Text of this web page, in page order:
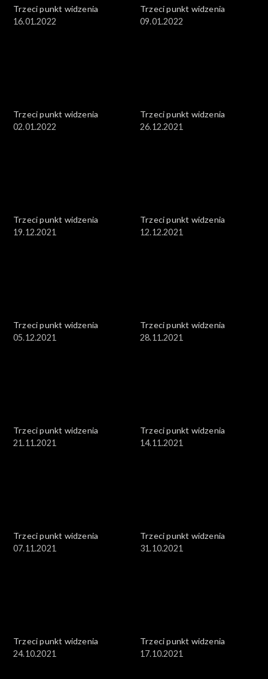
Trzeci punkt widzenia
16.01.2022
Trzeci punkt widzenia
09.01.2022
Trzeci punkt widzenia
02.01.2022
Trzeci punkt widzenia
26.12.2021
Trzeci punkt widzenia
19.12.2021
Trzeci punkt widzenia
12.12.2021
Trzeci punkt widzenia
05.12.2021
Trzeci punkt widzenia
28.11.2021
Trzeci punkt widzenia
21.11.2021
Trzeci punkt widzenia
14.11.2021
Trzeci punkt widzenia
07.11.2021
Trzeci punkt widzenia
31.10.2021
Trzeci punkt widzenia
24.10.2021
Trzeci punkt widzenia
17.10.2021